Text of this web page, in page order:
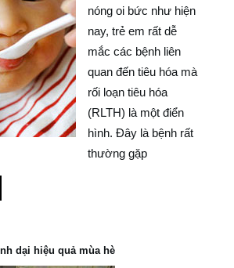
nóng oi bức như hiện
nay, trẻ em rất dễ
mắc các bệnh liên
quan đến tiêu hóa mà
rối loạn tiêu hóa
(RLTH) là một điển
hình. Đây là bệnh rất
thường gặp
dại hiệu quả mùa hè